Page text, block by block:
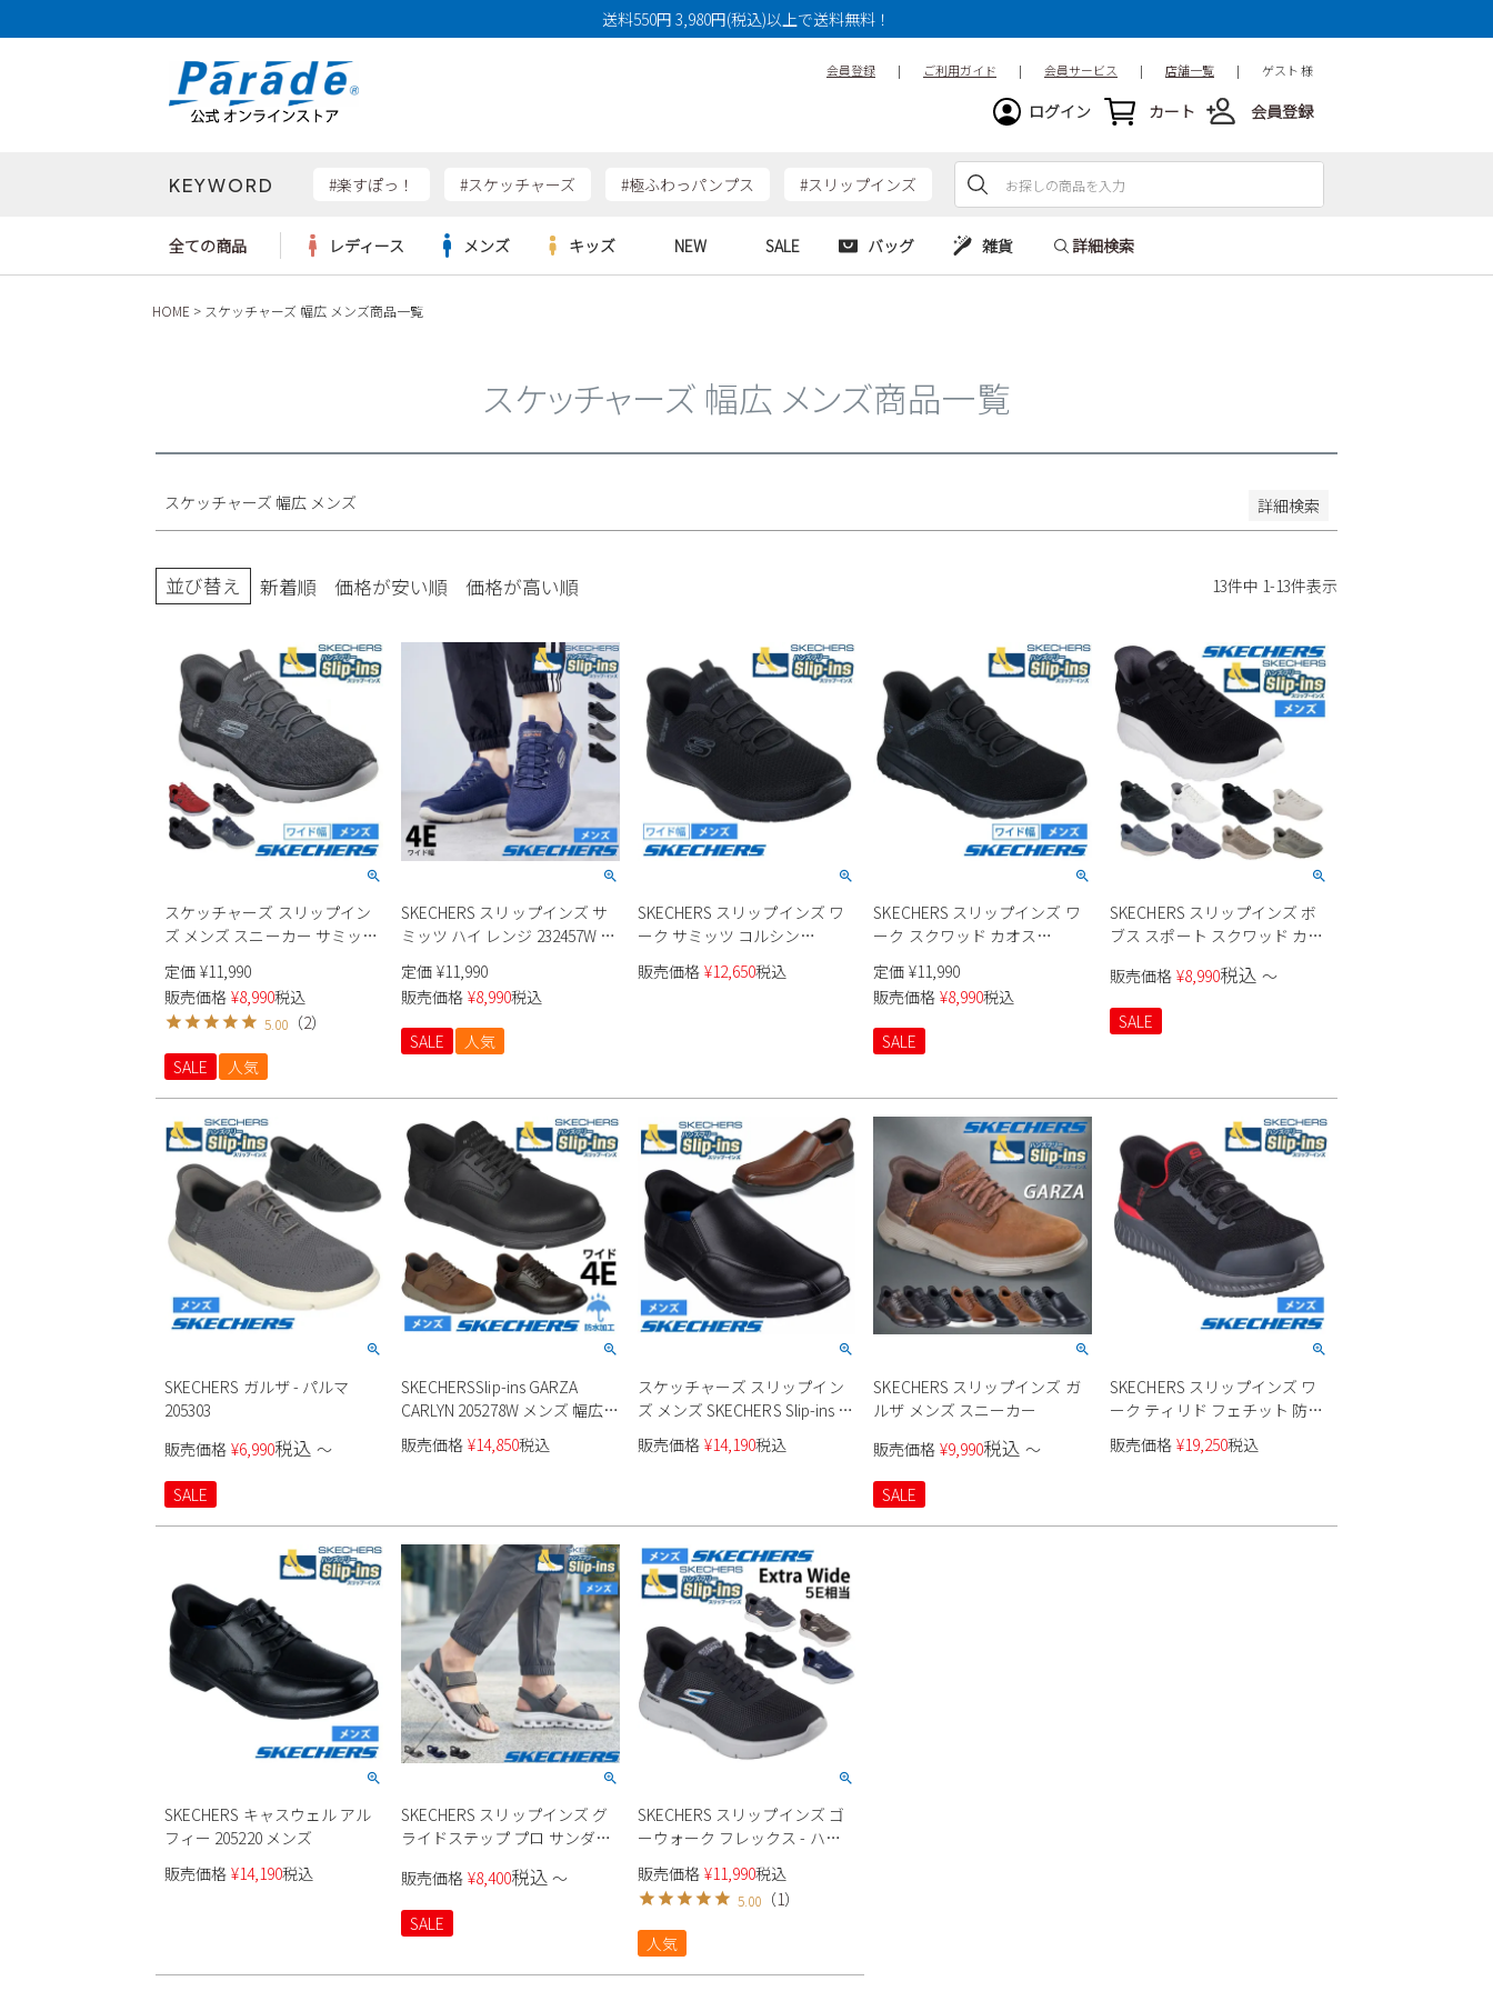
送料550円 3,980円(税込)以上で送料無料！
会員登録 | ご利用ガイド | 会員サービス | 店舗一覧 | ゲスト 様
ログイン カート 会員登録
KEYWORD #楽すぽっ！ #スケッチャーズ #極ふわっパンプス #スリップインズ
検索
全ての商品 レディース
スニーカー
ローファー
ワークシューズ
ブーツ
ウェア
moz
new balance
メンズ
ビジネス・ドレスシューズ
ローファー
ワークシューズ
ブーツ
ウェア
GAP
EDWIN
キッズ
スクール
フォーマル
ブーツ
new balance
asics
NEW SALE バッグ
ビジネスバッグ
ショルダーバッグ
雑貨 詳細検索
HOME スケッチャーズ 幅広 メンズ商品一覧
スケッチャーズ 幅広 メンズ商品一覧
スケッチャーズ 幅広 メンズ 詳細検索
14cm 14.5cm
20.5cm 21cm 21.5cm 22cm
22.5cm
24.5cm 25cm
25.5cm
27cm 27.5cm 28cm
28.5cm
29cm
29.5cm 30cm 31cm 32cm
特徴
検索
並び替え 新着順 価格が安い順 価格が高い順 13件中 1-13件表示
スケッチャーズ スリップイン
ズ メンズ スニーカー サミッツ
キー ペース 232469W
SKECHERS Slip-ins Summits -
Key Pace 靴 ワイド幅 幅広
定価 ¥11,990
販売価格 ¥8,990税込
5.00 （2）
SALE
人気
SKECHERS スリップインズ サ
ミッツ ハイ レンジ 232457W メ
ンズ
定価 ¥11,990
販売価格 ¥8,990税込
SALE
人気
SKECHERS スリップインズ ワ
ーク サミッツ コルシン
200205W メンズ
販売価格 ¥12,650税込
SKECHERS スリップインズ ワ
ーク スクワッド カオス
200254W メンズ
定価 ¥11,990
販売価格 ¥8,990税込
SALE
SKECHERS スリップインズ ボ
ブス スポート スクワッド カオ
118312W メンズ
販売価格 ¥8,990税込 〜
SALE
SKECHERS ガルザ - パルマ
205303
販売価格 ¥6,990税込 〜
SALE
SKECHERSSlip-ins GARZA
CARLYN 205278W メンズ 幅広
防水
販売価格 ¥14,850税込
スケッチャーズ スリップイン
ズ メンズ SKECHERS Slip-ins ビ
ジネスシューズ スリッポン ハ
ンズフリー リラックスドフィ
マル幅 つま先幅広
販売価格 ¥14,190税込
SKECHERS スリップインズ ガ
ルザ メンズ スニーカー
販売価格 ¥9,990税込 〜
SALE
SKECHERS スリップインズ ワ
ーク ティリド フェチット 防滑
性 200206WJ
販売価格 ¥19,250税込
SKECHERS キャスウェル アル
フィー 205220 メンズ
販売価格 ¥14,190税込
SKECHERS スリップインズ グ
ライドステップ プロ サンダル
販売価格 ¥8,400税込 〜
SALE
SKECHERS スリップインズ ゴ
ーウォーク フレックス - ハン
ズ アップ エクストラワイド幅
5E相当 216324WW メンズ
販売価格 ¥11,990税込
5.00（1）
人気